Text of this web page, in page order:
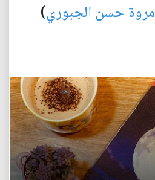
مروة حسن الجبوري)